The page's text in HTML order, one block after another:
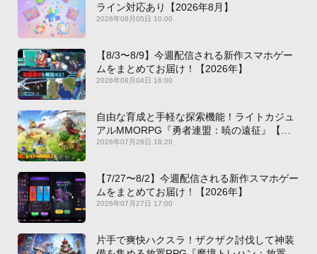
ライン対応あり【2026年8月】
2026年08月05日 10:00
【8/3〜8/9】今週配信される新作スマホゲー
ムをまとめてお届け！【2026年】
2026年08月04日 16:00
自由な育成と手軽な探索機能！ライトカジュ
アルMMORPG『勇者連盟：暁の遠征』【最
新作PICKUP】
2026年07月28日 18:20
【7/27〜8/2】今週配信される新作スマホゲー
ムをまとめてお届け！【2026年】
2026年07月27日 17:00
片手で爽快ハクスラ！ザクザク討伐して神装